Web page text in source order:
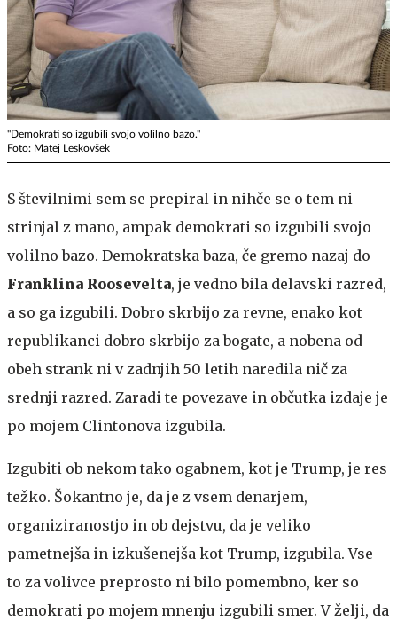
"Demokrati so izgubili svojo volilno bazo."
Foto: Matej Leskovšek
S številnimi sem se prepiral in nihče se o tem ni
strinjal z mano, ampak demokrati so izgubili svojo
volilno bazo. Demokratska baza, če gremo nazaj do
Franklina Roosevelta, je vedno bila delavski razred,
a so ga izgubili. Dobro skrbijo za revne, enako kot
republikanci dobro skrbijo za bogate, a nobena od
obeh strank ni v zadnjih 50 letih naredila nič za
srednji razred. Zaradi te povezave in občutka izdaje je
po mojem Clintonova izgubila.
Izgubiti ob nekom tako ogabnem, kot je Trump, je res
težko. Šokantno je, da je z vsem denarjem,
organiziranostjo in ob dejstvu, da je veliko
pametnejša in izkušenejša kot Trump, izgubila. Vse
to za volivce preprosto ni bilo pomembno, ker so
demokrati po mojem mnenju izgubili smer. V želji, da